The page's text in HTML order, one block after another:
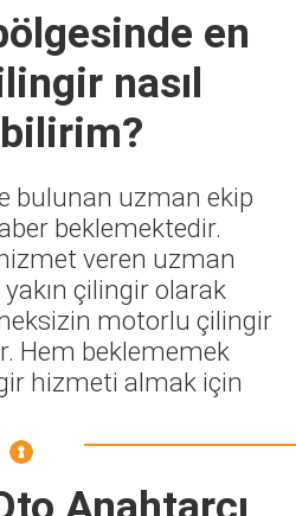
en
nasıl
bulunan uzman ekip
beklemektedir.
veren uzman
çilingir olarak
motorlu çilingir
Hem beklememek
hizmeti almak için